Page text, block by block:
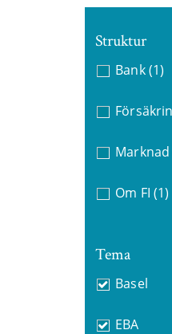
Struktur
Bank (1)
Marknad
Om FI (1)
Tema
Basel
EBA